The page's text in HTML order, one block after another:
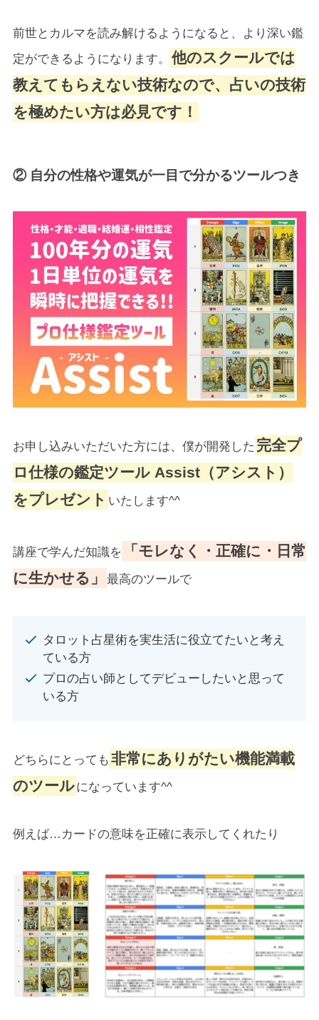
前世とカルマを読み解けるようになると、より深い鑑
定ができるようになります。
他のスクールでは
教えてもらえない技術なので、占いの技術
を極めたい方は必見です！
② 自分の性格や運気が一目で分かるツールつき
お申し込みいただいた方には、僕が開発した 完全プ
ロ仕様の鑑定ツール Assist（アシスト）
をプレゼント いたします^^
講座で学んだ知識を
「モレなく・正確に・日常
に生かせる」
最高のツールで
タロット占星術を実生活に役立てたいと考え
ている方
プロの占い師としてデビューしたいと思って
いる方
どちらにとっても 非常にありがたい機能満載
のツールになっています^^
例えば…カードの意味を正確に表示してくれたり